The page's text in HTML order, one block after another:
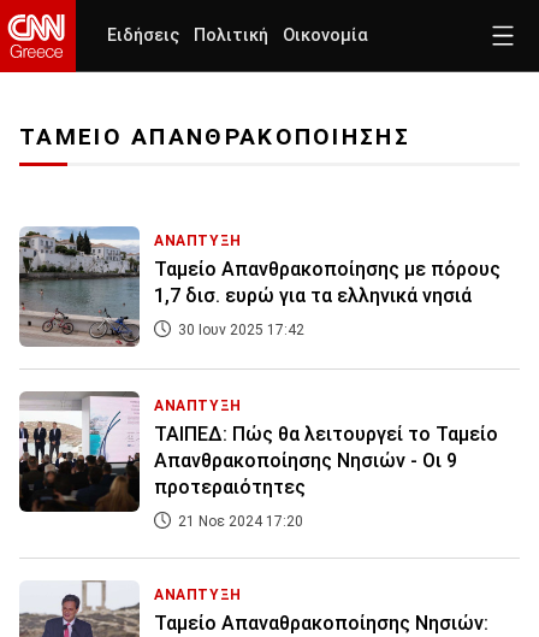
Ειδήσεις Πολιτική Οικονομία
ΤΑΜΕΙΟ ΑΠΑΝΘΡΑΚΟΠΟΙΗΣΗΣ
ΑΝΑΠΤΥΞΗ
Ταμείο Απανθρακοποίησης με πόρους
1,7 δισ. ευρώ για τα ελληνικά νησιά
30 Ιουν 2025 17:42
ΑΝΑΠΤΥΞΗ
ΤΑΙΠΕΔ: Πώς θα λειτουργεί το Ταμείο
Απανθρακοποίησης Νησιών - Οι 9
προτεραιότητες
21 Νοε 2024 17:20
ΑΝΑΠΤΥΞΗ
Ταμείο Απαναθρακοποίησης Νησιών: